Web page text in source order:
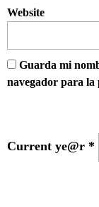
Website
Guarda mi
navegador para la
Current ye@r *